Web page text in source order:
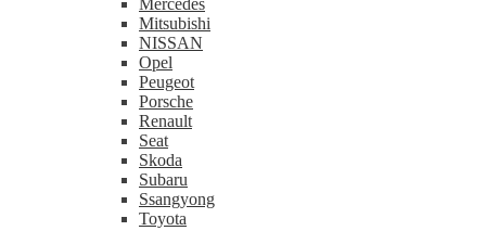
Mercedes
Mitsubishi
NISSAN
Opel
Peugeot
Porsche
Renault
Seat
Skoda
Subaru
Ssangyong
Toyota